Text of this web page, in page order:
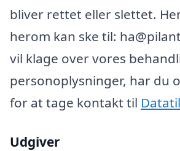
bliver rettet eller slettet.
herom kan ske til:
vil klage over vores
personoplysninger, har du
for at tage kontakt til
Udgiver